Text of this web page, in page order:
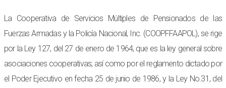
La Cooperativa de Servicios Múltiples de Pensionados de las
Fuerzas Armadas y la Policía Nacional, Inc. (COOPFFAAPOL), se rige
por la Ley 127, del 27 de enero de 1964, que es la ley general sobre
asociaciones cooperativas; así como por el reglamento dictado por
el Poder Ejecutivo en fecha 25 de junio de 1986, y la Ley No.31, del